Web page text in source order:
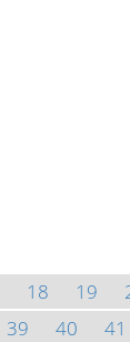
18 19
39 40 41